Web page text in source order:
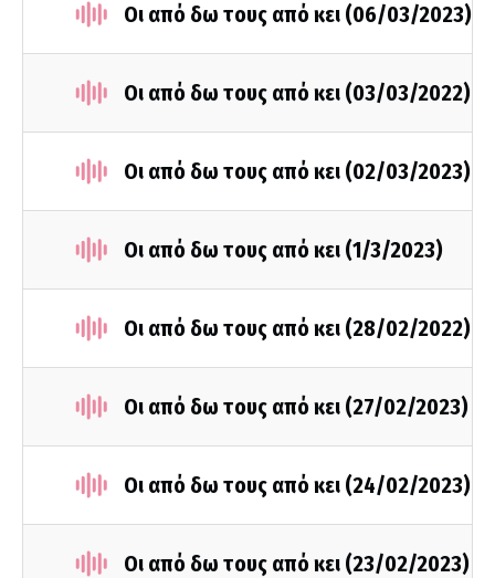
Οι από δω τους από κει (06/03/2023)
Οι από δω τους από κει (03/03/2022)
Οι από δω τους από κει (02/03/2023)
Οι από δω τους από κει (1/3/2023)
Οι από δω τους από κει (28/02/2022)
Οι από δω τους από κει (27/02/2023)
Οι από δω τους από κει (24/02/2023)
Οι από δω τους από κει (23/02/2023)